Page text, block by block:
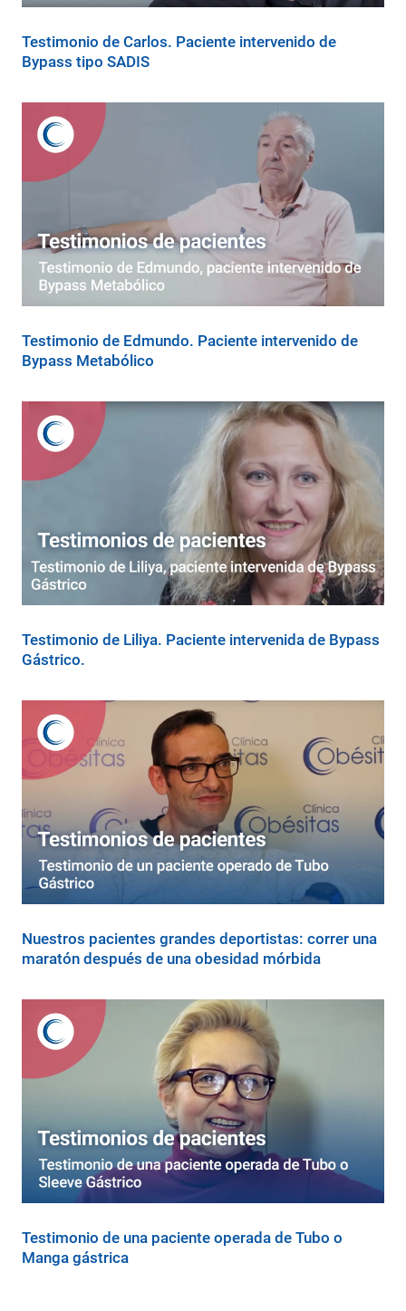
Testimonio de Carlos. Paciente intervenido de
Bypass tipo SADIS
Testimonio de Edmundo. Paciente intervenido de
Bypass Metabólico
Testimonio de Liliya. Paciente intervenida de Bypass
Gástrico.
Nuestros pacientes grandes deportistas: correr una
maratón después de una obesidad mórbida
Testimonio de una paciente operada de Tubo o
Manga gástrica